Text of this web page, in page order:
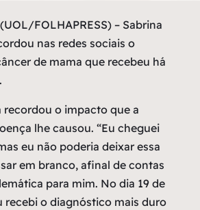
FOLHAPRESS) – Sabrina
nas redes sociais o
de mama que recebeu há
recordou o impacto que a
lhe causou. “Eu cheguei
eu não poderia deixar essa
em branco, afinal de contas
para mim. No dia 19 de
recebi o diagnóstico mais duro